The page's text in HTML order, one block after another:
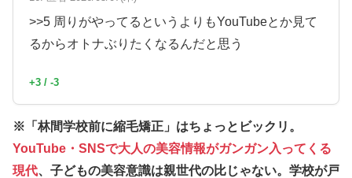
>>5 周りがやってるというよりもYouTubeとか見て
るからオトナぶりたくなるんだと思う
+3 / -3
※「林間学校前に縮毛矯正」はちょっとビックリ。
YouTube・SNSで大人の美容情報がガンガン入ってくる
現代、子どもの美容意識は親世代の比じゃない。学校が戸